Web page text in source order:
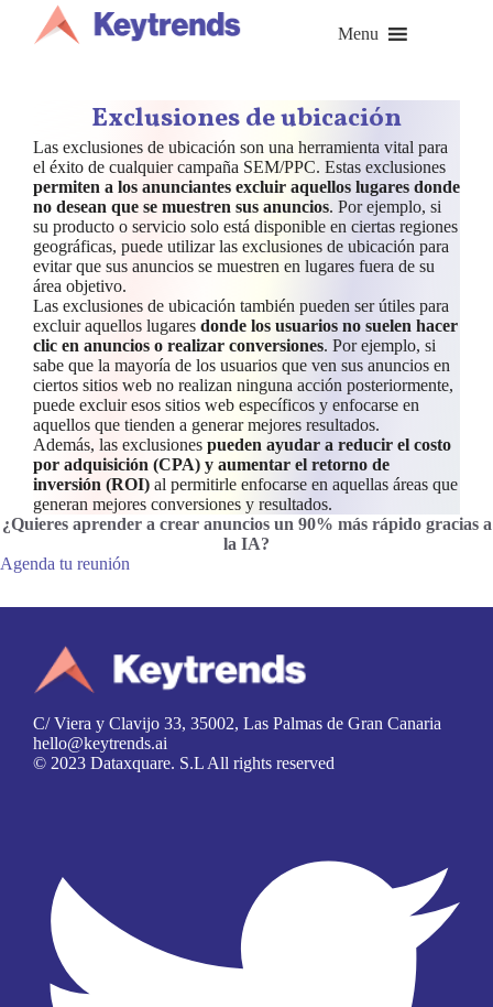
contenido
Menu
Exclusiones de ubicación
Las exclusiones de ubicación son una herramienta vital para
el éxito de cualquier campaña SEM/PPC. Estas exclusiones
permiten a los anunciantes excluir aquellos lugares donde
no desean que se muestren sus anuncios. Por ejemplo, si
su producto o servicio solo está disponible en ciertas regiones
geográficas, puede utilizar las exclusiones de ubicación para
evitar que sus anuncios se muestren en lugares fuera de su
área objetivo.
Las exclusiones de ubicación también pueden ser útiles para
excluir aquellos lugares donde los usuarios no suelen hacer
clic en anuncios o realizar conversiones. Por ejemplo, si
sabe que la mayoría de los usuarios que ven sus anuncios en
ciertos sitios web no realizan ninguna acción posteriormente,
puede excluir esos sitios web específicos y enfocarse en
aquellos que tienden a generar mejores resultados.
Además, las exclusiones pueden ayudar a reducir el costo
por adquisición (CPA) y aumentar el retorno de
inversión (ROI) al permitirle enfocarse en aquellas áreas que
generan mejores conversiones y resultados.
¿Quieres aprender a crear anuncios un 90% más rápido gracias a
la IA?
Agenda tu reunión
C/ Viera y Clavijo 33, 35002, Las Palmas de Gran Canaria
hello@keytrends.ai
© 2023 Dataxquare. S.L All rights reserved